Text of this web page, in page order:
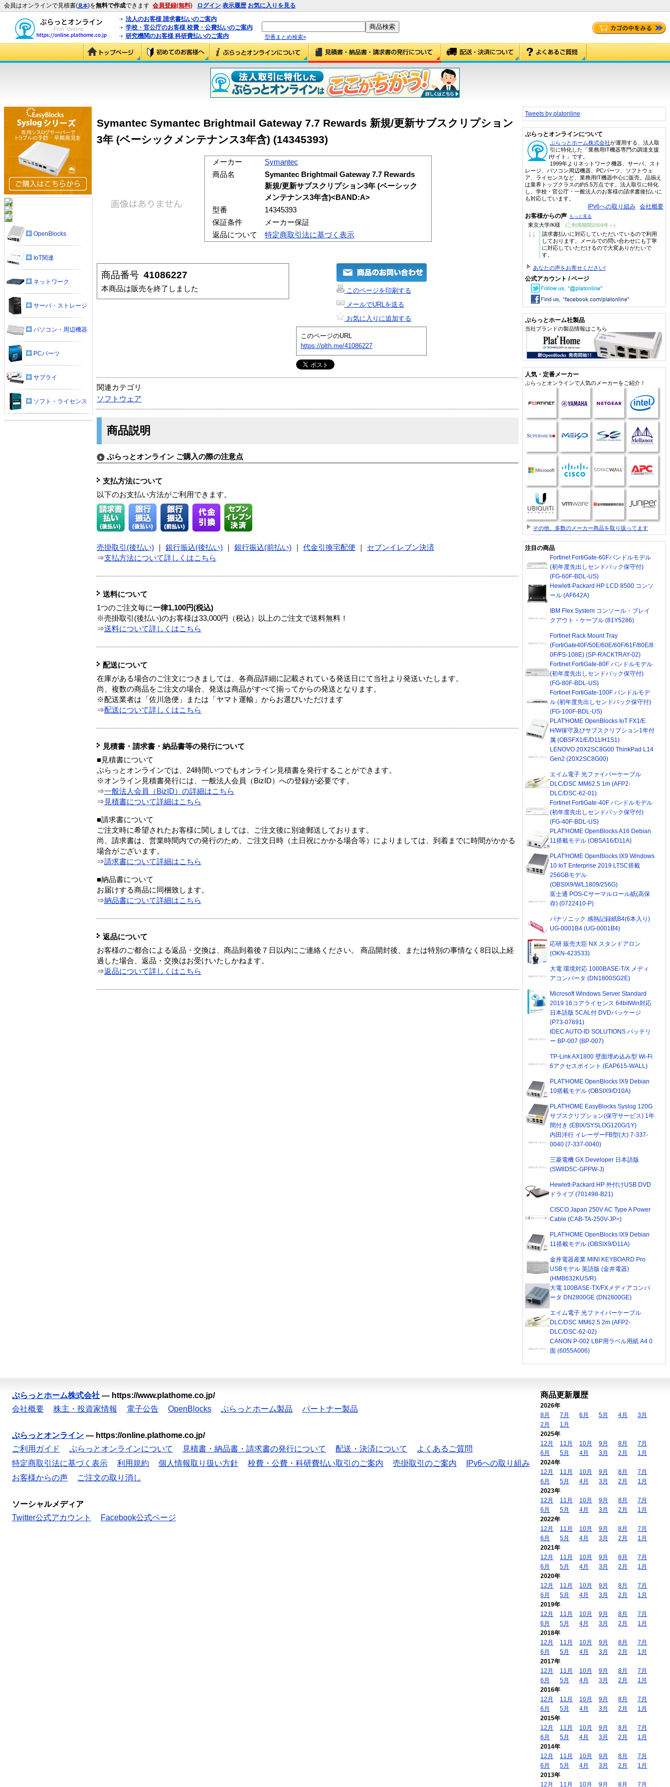
会員はオンラインで見積書(見本)を無料で作成できます 会員登録(無料) ログイン 表示履歴 お気に入りを見る
法人のお客様 請求書払いのご案内
学校・官公庁のお客様 校費・公費払いのご案内
研究機関のお客様 科研費払いのご案内
型番まとめ検索»
Symantec Symantec Brightmail Gateway 7.7 Rewards 新規/更新サブスクリプション
3年 (ベーシックメンテナンス3年含) (14345393)
メーカー
Symantec
商品名
Symantec Brightmail Gateway 7.7 Rewards
新規/更新サブスクリプション3年 (ベーシック
メンテナンス3年含)<BAND:A>
型番
14345393
保証条件
メーカー保証
返品について
特定商取引法に基づく表示
商品番号 41086227
本商品は販売を終了しました
このページを印刷する
メールでURLを送る
お気に入りに追加する
このページのURL
https://plth.me/41086227
関連カテゴリ
ソフトウェア
商品説明
ぷらっとオンライン ご購入の際の注意点
支払方法について
以下のお支払い方法がご利用できます。
売掛取引(後払い) 銀行振込(後払い) 銀行振込(前払い) 代金引換宅配便
セブンイレブン決済
⇒支払方法について詳しくはこちら
送料について
1つのご注文毎に一律1,100円(税込)
※売掛取引(後払い)のお客様は33,000円（税込）以上のご注文で送料無料！
⇒送料について詳しくはこちら
配送について
在庫がある場合のご注文につきましては、各商品詳細に記載されている発送日にて当社より発送いたします。
尚、複数の商品をご注文の場合、発送は商品がすべて揃ってからの発送となります。
※配送業者は「佐川急便」または「ヤマト運輸」からお選びいただけます
⇒配送について詳しくはこちら
見積書・請求書・納品書等の発行について
■見積書について
ぷらっとオンラインでは、24時間いつでもオンライン見積書を発行することができます。
※オンライン見積書発行には、一般法人会員（BizID）への登録が必要です。
⇒一般法人会員（BizID）の詳細はこちら
⇒ 見積書について詳細はこちら
■請求書について
ご注文時に希望されたお客様に関しましては、ご注文後に別途郵送しております。
尚、請求書は、営業時間内での発行のため、ご注文日時（土日祝にかかる場合等）によりましては、到着までに時間がかかる
場合がございます。
⇒請求書について詳細はこちら
■納品書について
お届けする商品に同梱致します。
⇒納品書について詳細はこちら
返品について
お客様のご都合による返品・交換は、商品到着後７日以内にご連絡ください。 商品開封後、または特別の事情なく8日以上経
過した場合、返品・交換はお受けいたしかねます。
⇒返品について詳しくはこちら
OpenBlocks
IoT関連
ネットワーク
サーバ・ストレージ
パソコン・周辺機器
PCパーツ
サプライ
ソフト・ライセンス
Tweets by platonline
ぷらっとオンラインについて
ぷらっとホーム株式会社が運用する、法人取
引に特化した「業務用IT機器専門の調達支援
サイト」です。
1999年よりネットワーク機器、サーバ、スト
レージ、パソコン周辺機器、PCパーツ、ソフトウェ
ア、ライセンスなど、業務用IT機器中心に販売。品揃え
は業界トップクラスの約5.5万点です。法人取引に特化
し、学校・官公庁・一般法人のお客様の請求書後払いに
も対応しています。
IPv6への取り組み 会社概要
お客様からの声 もっと見る
東京大学/K様 (ご利用期間2009年～)
“
請求書払いに対応していただいているので利用
しております。メールでの問い合わせにも丁寧
に対応していただけるので大変ありがたいで
す。
あなたの声をお寄せください!
公式アカウント / ページ
ぷらっとホーム社製品
当社ブランドの製品情報はこちら
人気・定番メーカー
ぷらっとオンラインで人気のメーカーをご紹介！
その他、多数のメーカー商品を取り扱ってます
注目の商品
Fortinet FortiGate-60Fバンドルモデル
(初年度先出しセンドバック保守付)
(FG-60F-BDL-US)
Hewlett-Packard HP LCD 8500 コンソ
ール (AF642A)
IBM Flex System コンソール・ブレイ
クアウト・ケーブル (81Y5286)
Fortinet Rack Mount Tray
(FortiGate40F/50E/60E/60F/61F/80E/8
0F/FS-108E) (SP-RACKTRAY-02)
Fortinet FortiGate-80F バンドルモデル
(初年度先出しセンドバック保守付)
(FG-80F-BDL-US)
Fortinet FortiGate-100F バンドルモデ
ル (初年度先出しセンドバック保守付)
(FG-100F-BDL-US)
PLAT'HOME OpenBlocks IoT FX1/E
H/W保守及びサブスクリプション1年付
属 (OBSFX1/E/D11/H1S1)
LENOVO 20X2SC8G00 ThinkPad L14
Gen2 (20X2SC8G00)
エイム電子 光ファイバーケーブル
DLC/DSC MM62.5 1m (AFP2-
DLC/DSC-62-01)
Fortinet FortiGate-40F バンドルモデル
(初年度先出しセンドバック保守付)
(FG-40F-BDL-US)
PLAT'HOME OpenBlocks A16 Debian
11搭載モデル (OBSA16/D11A)
PLAT'HOME OpenBlocks IX9 Windows
10 IoT Enterprise 2019 LTSC搭載
256GBモデル
(OBSIX9/W/L1809/256G)
富士通 POS-Cサーマルロール紙(高保
存) (0722410-P)
パナソニック 感熱記録紙B4(6本入り)
UG-0001B4 (UG-0001B4)
応研 販売大臣 NX スタンドアロン
(OKN-423533)
大電 環境対応 1000BASE-T/X メディ
アコンバータ (DN1800SG2E)
Microsoft Windows Server Standard
2019 16コアライセンス 64bitWin対応
日本語版 5CAL付 DVDパッケージ
(P73-07691)
IDEC AUTO-ID SOLUTIONS バッテリ
ー BP-007 (BP-007)
TP-Link AX1800 壁面埋め込み型 Wi-Fi
6アクセスポイント (EAP615-WALL)
PLAT'HOME OpenBlocks IX9 Debian
10搭載モデル (OBSIX9/D10A)
PLAT'HOME EasyBlocks Syslog 120G
サブスクリプション(保守サービス) 1年
間付き (EBIX/SYSLOG120G/1Y)
内田洋行 イレーザーFB型(大) 7-337-
0040 (7-337-0040)
三菱電機 GX Developer 日本語版
(SW8D5C-GPPW-J)
Hewlett-Packard HP 外付けUSB DVD
ドライブ (701498-B21)
CISCO Japan 250V AC Type A Power
Cable (CAB-TA-250V-JP=)
PLAT'HOME OpenBlocks IX9 Debian
11搭載モデル (OBSIX9/D11A)
金井電器産業 MINI KEYBOARD Pro
USBモデル 英語版 (金井電器)
(HMB632KUS/R)
大電 100BASE-TX/FXメディアコンバ
ータ DN2800GE (DN2800GE)
エイム電子 光ファイバーケーブル
DLC/DSC MM62.5 2m (AFP2-
DLC/DSC-62-02)
CANON P-002 LBP用ラベル用紙 A4 0
面 (6055A006)
ぷらっとホーム株式会社 — https://www.plathome.co.jp/
会社概要
株主・投資家情報 電子公告 OpenBlocks ぷらっとホーム製品 パートナー製品
ぷらっとオンライン — https://online.plathome.co.jp/
ご利用ガイド
ぷらっとオンラインについて 見積書・納品書・請求書の発行について 配送・決済について
よくあるご質問
特定商取引法に基づく表示
利用規約 個人情報取り扱い方針 校費・公費・科研費払い取引のご案内 売掛取引のご案内
IPv6への取り組み
お客様からの声
ご注文の取り消し
ソーシャルメディア
Twitter公式アカウント
Facebook公式ページ
商品更新履歴
2026年
8月
7月 6月 5月 4月
3月
2月
1月
2025年
12月
11月 10月 9月 8月
7月
6月
5月 4月 3月 2月
1月
2024年
12月
11月 10月 9月 8月
7月
6月
5月 4月 3月 2月
1月
2023年
12月
11月 10月 9月 8月
7月
6月
5月 4月 3月 2月
1月
2022年
12月
11月 10月 9月 8月
7月
6月
5月 4月 3月 2月
1月
2021年
12月
11月 10月 9月 8月
7月
6月
5月 4月 3月 2月
1月
2020年
12月
11月 10月 9月 8月
7月
6月
5月 4月 3月 2月
1月
2019年
12月
11月 10月 9月 8月
7月
6月
5月 4月 3月 2月
1月
2018年
12月
11月 10月 9月 8月
7月
6月
5月 4月 3月 2月
1月
2017年
12月
11月 10月 9月 8月
7月
6月
5月 4月 3月 2月
1月
2016年
12月
11月 10月 9月 8月
7月
6月
5月 4月 3月 2月
1月
2015年
12月
11月 10月 9月 8月
7月
6月
5月 4月 3月 2月
1月
2014年
12月
11月 10月 9月 8月
7月
6月
5月 4月 3月 2月
1月
2013年
12月
11月 10月 9月 8月 7月